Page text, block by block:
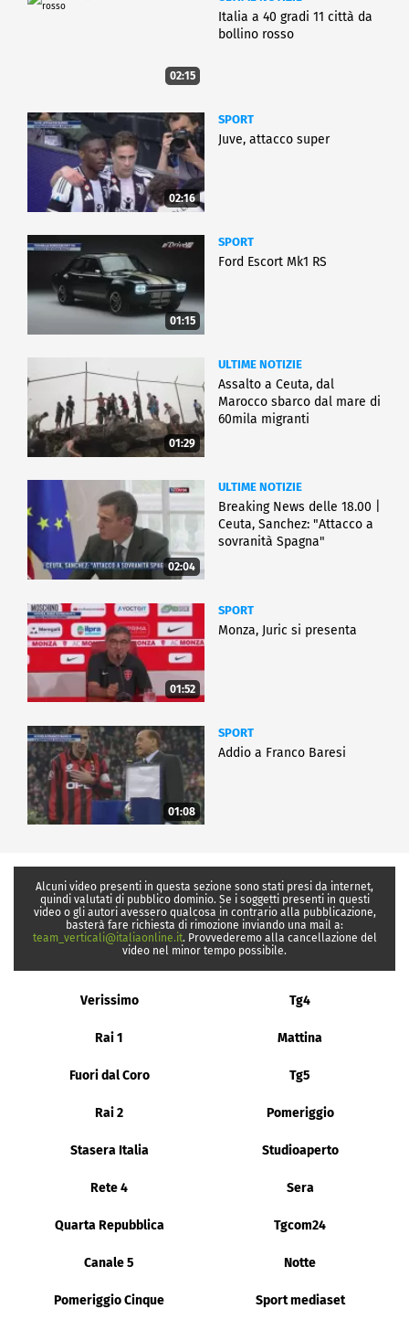
02:15
Italia a 40 gradi 11 città da
bollino rosso
02:16
SPORT
Juve, attacco super
01:15
SPORT
Ford Escort Mk1 RS
01:29
ULTIME NOTIZIE
Assalto a Ceuta, dal
Marocco sbarco dal mare di
60mila migranti
02:04
ULTIME NOTIZIE
Breaking News delle 18.00 |
Ceuta, Sanchez: "Attacco a
sovranità Spagna"
01:52
SPORT
Monza, Juric si presenta
01:08
SPORT
Addio a Franco Baresi
Alcuni video presenti in questa sezione sono stati presi da internet,
quindi valutati di pubblico dominio. Se i soggetti presenti in questi
video o gli autori avessero qualcosa in contrario alla pubblicazione,
basterà fare richiesta di rimozione inviando una mail a:
team_verticali@italiaonline.it. Provvederemo alla cancellazione del
video nel minor tempo possibile.
Verissimo Tg4
Rai 1 Mattina
Fuori dal Coro Tg5
Rai 2 Pomeriggio
Stasera Italia Studioaperto
Rete 4 Sera
Quarta Repubblica Tgcom24
Canale 5 Notte
Pomeriggio Cinque Sport mediaset